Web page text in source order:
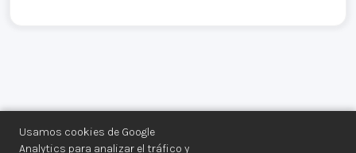
Usamos cookies de Google
Analytics para analizar el tráfico y